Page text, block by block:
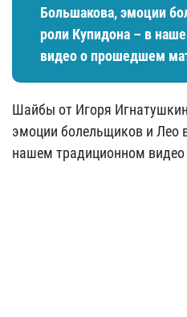
Большакова, эмоции
роли Купидона – в
видео о прошедшем
Шайбы от Игоря
эмоции болельщиков и Лео
нашем традиционном